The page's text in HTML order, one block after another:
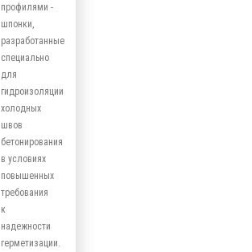
профилями -
шпонки,
разработанные
специально
для
гидроизоляции
холодных
швов
бетонирования
в условиях
повышенных
требования
к
надежности
герметизации.